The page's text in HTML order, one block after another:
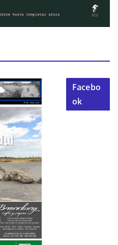
Facebo
ok